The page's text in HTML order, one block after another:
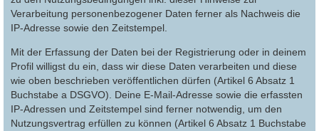
Verarbeitung personenbezogener Daten ferner als Nachweis die
IP-Adresse sowie den Zeitstempel.
Mit der Erfassung der Daten bei der Registrierung oder in deinem
Profil willigst du ein, dass wir diese Daten verarbeiten und diese
wie oben beschrieben veröffentlichen dürfen (Artikel 6 Absatz 1
Buchstabe a DSGVO). Deine E-Mail-Adresse sowie die erfassten
IP-Adressen und Zeitstempel sind ferner notwendig, um den
Nutzungsvertrag erfüllen zu können (Artikel 6 Absatz 1 Buchstabe